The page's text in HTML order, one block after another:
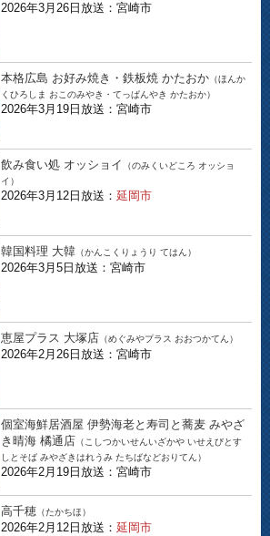
2026年3月26日放送：宮崎市
本格広島 お好み焼き・鉄板焼 かたおか （ほんか
くひろしま おこのみやき・てっぱんやき かたおか）
2026年3月19日放送：宮崎市
飲み食い処 オッショイ
（のみくいどころ オッショ
イ）
2026年3月12日放送： 延岡市
韓国料理 大韓 （かんこくりょうり てはん）
2026年3月5日放送：宮崎市
恵屋プラス 大塚店 （めぐみやプラス おおつかてん）
2026年2月26日放送：宮崎市
個室海鮮居酒屋 伊勢海老と寿司と蕎麦 みやざ
き晴海 橘通店 （こしつかいせんいざかや いせえびとす
しとそば みやざきはれうみ たちばなどおりてん）
2026年2月19日放送：宮崎市
高千穂 （たかちほ）
2026年2月12日放送： 延岡市